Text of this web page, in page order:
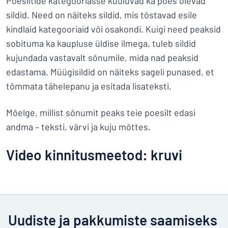
sildid. Need on näiteks sildid, mis tõstavad esile
kindlaid kategooriaid või osakondi. Kuigi need peaksid
sobituma ka kaupluse üldise ilmega, tuleb sildid
kujundada vastavalt sõnumile, mida nad peaksid
edastama. Müügisildid on näiteks sageli punased, et
tõmmata tähelepanu ja esitada lisateksti.
Mõelge, millist sõnumit peaks teie poesilt edasi
andma – teksti, värvi ja kuju mõttes.
Video kinnitusmeetod: kruvi
Uudiste ja pakkumiste saamiseks